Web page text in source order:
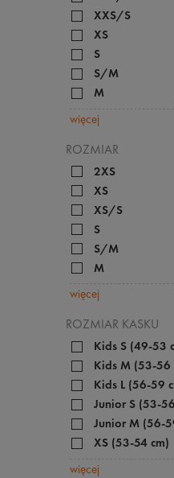
XXS/S
XS
S
S/M
M
więcej
ROZMIAR
2XS
XS
XS/S
S
S/M
M
więcej
ROZMIAR KASKU
Kids S (49-53
Kids M (53-56
Kids L (56-59
Junior S (53-
Junior M (56-
XS (53-54 cm)
więcej